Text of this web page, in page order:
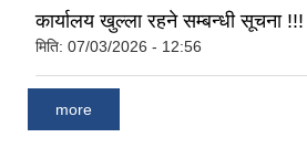
कार्यालय खुल्ला रहने सम्बन्धी सूचना !!!
मिति: 07/03/2026 - 12:56
more